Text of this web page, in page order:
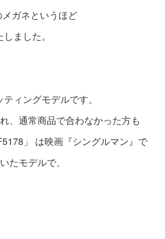
ガネというほど
ました。
ィングモデルです。
、通常商品で合わなかった方も
」 は映画『シングルマン』で
たモデルで、